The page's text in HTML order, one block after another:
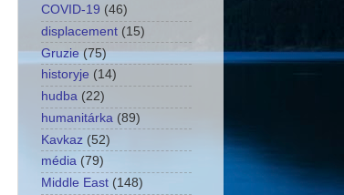
COVID-19 (46)
displacement (15)
Gruzie (75)
historyje (14)
hudba (22)
humanitárka (89)
Kavkaz (52)
média (79)
Middle East (148)